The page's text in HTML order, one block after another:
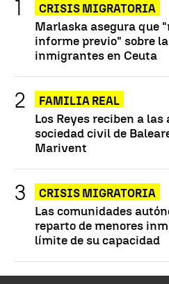
CRISIS MIGRATORIA
Marlaska asegura que
informe previo" sobre
inmigrantes en Ceuta
FAMILIA REAL
Los Reyes reciben a
sociedad civil de
Marivent
CRISIS MIGRATORIA
Las comunidades
reparto de menores
límite de su capacidad